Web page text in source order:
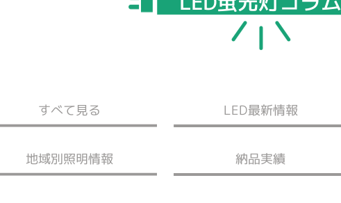
すべて見る LED最新情報
地域別照明情報 納品実績